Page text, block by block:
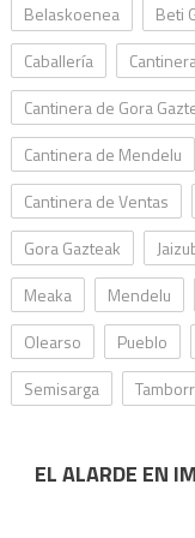
Belaskoenea Beti
Caballería
Cantinera de Gora
Cantinera de Mendelu
Cantinera de Ventas
Gora Gazteak
Meaka
Mendelu
Olearso
Pueblo
Semisarga
EL ALARDE EN